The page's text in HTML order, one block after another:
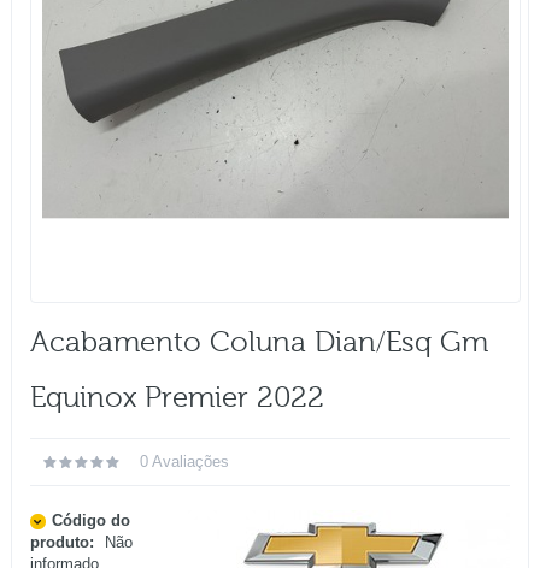
Acabamento Coluna Dian/esq Gm
Equinox Premier 2022
0 Avaliações
Código do
produto:
Não
informado